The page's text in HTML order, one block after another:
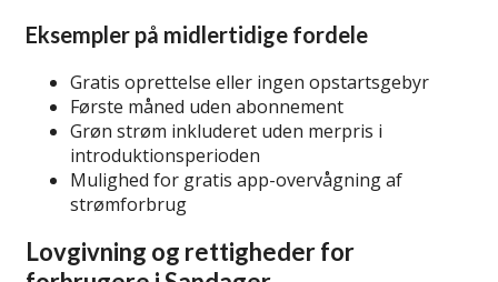
Eksempler på midlertidige fordele
Gratis oprettelse eller ingen opstartsgebyr
Første måned uden abonnement
Grøn strøm inkluderet uden merpris i
introduktionsperioden
Mulighed for gratis app-overvågning af
strømforbrug
Lovgivning og rettigheder for